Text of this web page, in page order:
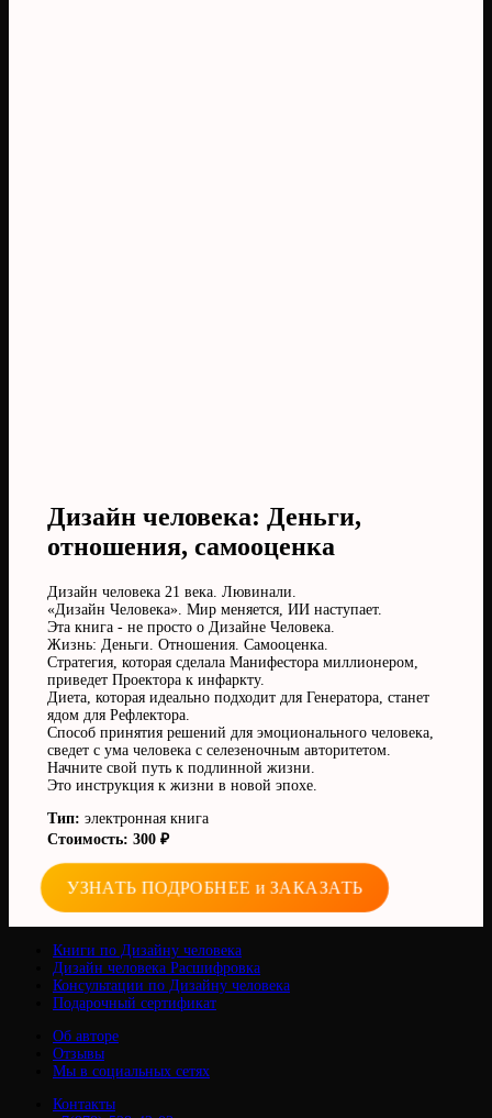
Дизайн человека: Деньги,
отношения, самооценка
Дизайн человека 21 века. Лювинали.
«Дизайн Человека». Мир меняется, ИИ наступает.
Эта книга - не просто о Дизайне Человека.
Жизнь: Деньги. Отношения. Самооценка.
Стратегия, которая сделала Манифестора миллионером,
приведет Проектора к инфаркту.
Диета, которая идеально подходит для Генератора, станет
ядом для Рефлектора.
Способ принятия решений для эмоционального человека,
сведет с ума человека с селезеночным авторитетом.
Начните свой путь к подлинной жизни.
Это инструкция к жизни в новой эпохе.
Тип: электронная книга
Стоимость: 300 ₽
УЗНАТЬ ПОДРОБНЕЕ и ЗАКАЗАТЬ
Книги по Дизайну человека
Дизайн человека Расшифровка
Консультации по Дизайну человека
Подарочный сертификат
Об авторе
Отзывы
Мы в социальных сетях
Контакты